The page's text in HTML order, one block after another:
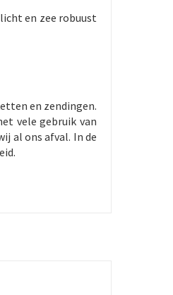
en zee robuust
en zendingen.
vele gebruik van
al ons afval. In de